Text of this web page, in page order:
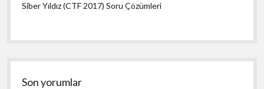
Siber Yıldız (CTF 2017) Soru Çözümleri
Son yorumlar